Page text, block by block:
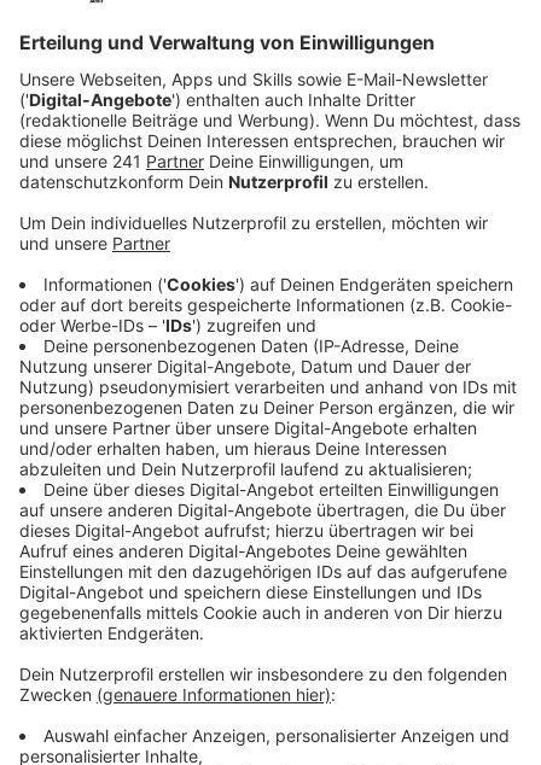
Anzeige
Der Kältegang Leverkusen ist dringend auf der Suche
kann. Als Standort kommen die Stadtteile Wiesdorf,
Der Kältegang wünscht sich, möglichst nah am
Marktplatz Wiesdorf zu sein. Ideal wäre ein altes
Hotel, eine Metzgerei oder eine Gastronomie mit einer
Küche.
Anzeige
Anforderungen an das Vereinsheim
Anzeige
Damit der Betrieb funktioniert, sind Parkplätze vor der
Tür wichtig. Im Innenraum braucht der Verein unter
anderem eine Art Gastraum, Platz für Duschen,
Wasch- und Trockenmaschinen, ein Kühlhaus und
mehrere Räume zur Lagerung, für Besprechungen oder